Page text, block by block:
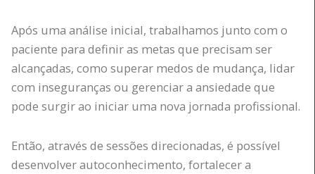
Após uma análise inicial, trabalhamos junto com o
paciente para definir as metas que precisam ser
alcançadas, como superar medos de mudança, lidar
com inseguranças ou gerenciar a ansiedade que
pode surgir ao iniciar uma nova jornada profissional.
Então, através de sessões direcionadas, é possível
desenvolver autoconhecimento, fortalecer a